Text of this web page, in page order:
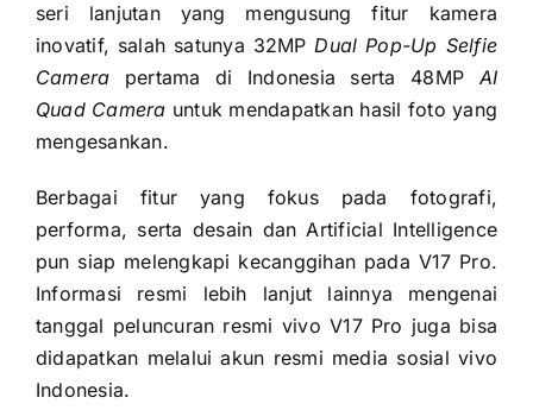
seri lanjutan yang mengusung fitur kamera
inovatif, salah satunya 32MPDual Pop-Up Selfie
Camera pertama di Indonesia serta 48MP AI
Quad Camera untuk mendapatkan hasil foto yang
mengesankan.
Berbagai fitur yang fokus pada fotografi,
performa, serta desain dan Artificial Intelligence
pun siap melengkapi kecanggihan pada V17 Pro.
Informasi resmi lebih lanjut lainnya mengenai
tanggal peluncuran resmi vivo V17 Pro juga bisa
didapatkan melalui akun resmi media sosial vivo
Indonesia.